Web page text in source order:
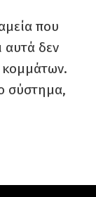
που
αυτά δεν
κομμάτων.
σύστημα,